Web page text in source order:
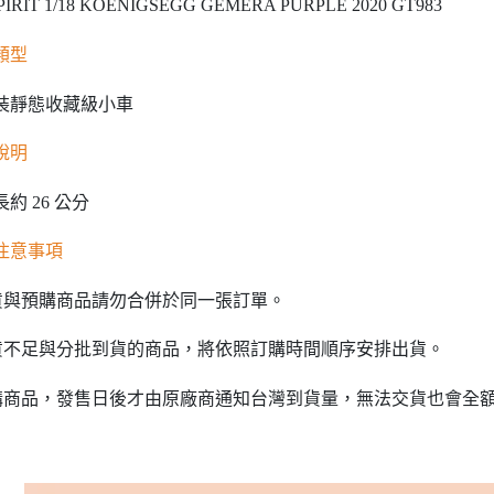
1/18 KOENIGSEGG GEMERA PURPLE 2020 GT983
型
靜態收藏級小車
明
約 26 公分
意事項
預購商品請勿合併於同一張訂單。
足與分批到貨的商品，將依照訂購時間順序安排出貨。
品，發售日後才由原廠商通知台灣到貨量，無法交貨也會全